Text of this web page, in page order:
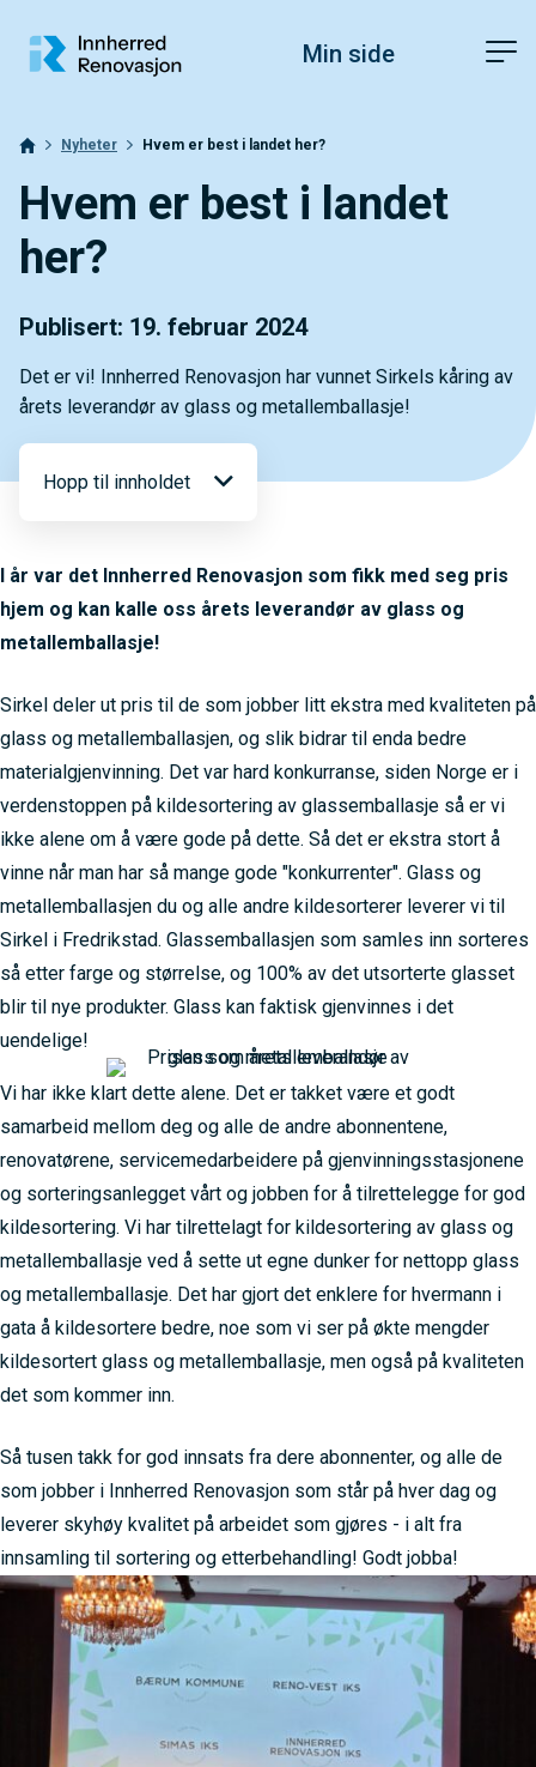
PC: Press ned CTRL og klikk på + (pluss) for å forstørre eller -
Min side
Nyheter Hvem er best i landet her?
Hvem er best i landet
her?
Publisert: 19. februar 2024
Det er vi! Innherred Renovasjon har vunnet Sirkels kåring av
årets leverandør av glass og metallemballasje!
Hopp til innholdet
I år var det Innherred Renovasjon som fikk med seg pris
hjem og kan kalle oss årets leverandør av glass og
metallemballasje!
Sirkel deler ut pris til de som jobber litt ekstra med kvaliteten på
glass og metallemballasjen, og slik bidrar til enda bedre
materialgjenvinning. Det var hard konkurranse, siden Norge er i
verdenstoppen på kildesortering av glassemballasje så er vi
ikke alene om å være gode på dette. Så det er ekstra stort å
vinne når man har så mange gode "konkurrenter". Glass og
metallemballasjen du og alle andre kildesorterer leverer vi til
Sirkel i Fredrikstad. Glassemballasjen som samles inn sorteres
så etter farge og størrelse, og 100% av det utsorterte glasset
blir til nye produkter. Glass kan faktisk gjenvinnes i det
uendelige!
Vi har ikke klart dette alene. Det er takket være et godt
samarbeid mellom deg og alle de andre abonnentene,
renovatørene, servicemedarbeidere på gjenvinningsstasjonene
og sorteringsanlegget vårt og jobben for å tilrettelegge for god
kildesortering. Vi har tilrettelagt for kildesortering av glass og
metallemballasje ved å sette ut egne dunker for nettopp glass
og metallemballasje. Det har gjort det enklere for hvermann i
gata å kildesortere bedre, noe som vi ser på økte mengder
kildesortert glass og metallemballasje, men også på kvaliteten
det som kommer inn.
Så tusen takk for god innsats fra dere abonnenter, og alle de
som jobber i Innherred Renovasjon som står på hver dag og
leverer skyhøy kvalitet på arbeidet som gjøres - i alt fra
innsamling til sortering og etterbehandling! Godt jobba!